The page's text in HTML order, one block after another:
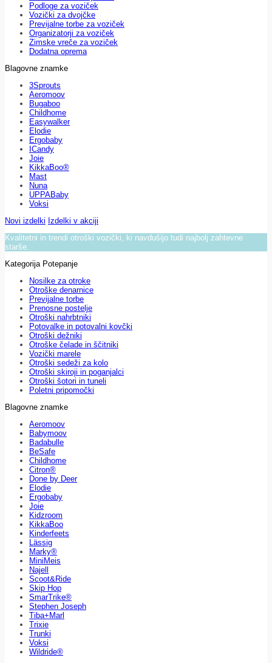
Podloge za voziček
Vozički za dvojčke
Previjalne torbe za voziček
Organizatorji za voziček
Zimske vreče za voziček
Dodatna oprema
Blagovne znamke
3Sprouts
Aeromoov
Bugaboo
Childhome
Easywalker
Elodie
Ergobaby
ICandy
Joie
KikkaBoo®
Mast
Nuna
UPPABaby
Voksi
Novi izdelki Izdelki v akciji
Kvalitetni in trendi otroški vozički, ki navdušijo tudi najbolj zahtevne
starše.
Kategorija Potepanje
Nosilke za otroke
Otroške denarnice
Previjalne torbe
Prenosne postelje
Otroški nahrbtniki
Potovalke in potovalni kovčki
Otroški dežniki
Otroške čelade in ščitniki
Vozički marele
Otroški sedeži za kolo
Otroški skiroji in poganjalci
Otroški šotori in tuneli
Poletni pripomočki
Blagovne znamke
Aeromoov
Babymoov
Badabulle
BeSafe
Childhome
Citron®
Done by Deer
Elodie
Ergobaby
Joie
Kidzroom
KikkaBoo
Kinderfeets
Lässig
Marky®
MiniMeis
Najell
Scoot&Ride
Skip Hop
SmarTrike®
Stephen Joseph
Tiba+Marl
Trixie
Trunki
Voksi
Wildride®